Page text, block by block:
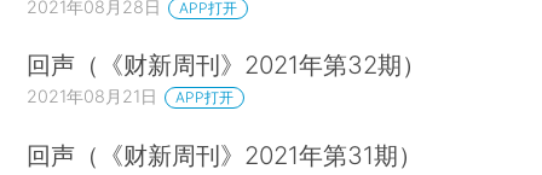
2021年08月28日 APP打开
回声（《财新周刊》2021年第32期）
2021年08月21日 APP打开
回声（《财新周刊》2021年第31期）